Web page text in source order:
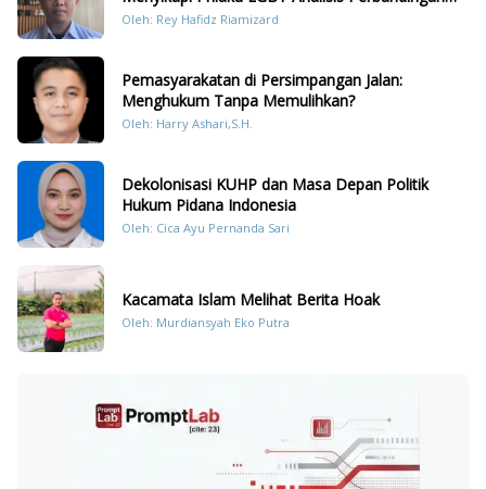
Dengan Hukum Pidana
Oleh: Rey Hafidz Riamizard
Pemasyarakatan di Persimpangan Jalan:
Menghukum Tanpa Memulihkan?
Oleh: Harry Ashari,S.H.
Dekolonisasi KUHP dan Masa Depan Politik
Hukum Pidana Indonesia
Oleh: Cica Ayu Pernanda Sari
Kacamata Islam Melihat Berita Hoak
Oleh: Murdiansyah Eko Putra